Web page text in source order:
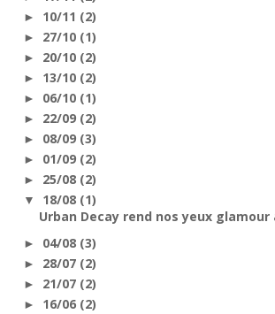
► 10/11 (2)
► 27/10 (1)
► 20/10 (2)
► 13/10 (2)
► 06/10 (1)
► 22/09 (2)
► 08/09 (3)
► 01/09 (2)
► 25/08 (2)
▼ 18/08 (1)
Urban Decay rend nos yeux
► 04/08 (3)
► 28/07 (2)
► 21/07 (2)
► 16/06 (2)